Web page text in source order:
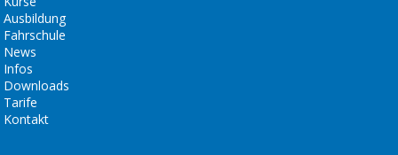
Ausbildung
Fahrschule
News
Infos
Downloads
Tarife
Kontakt